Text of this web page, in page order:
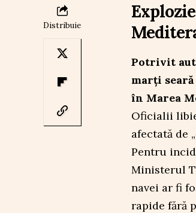
Distribuie
Potrivit
marți
în Marea
Oficialii
afectată de
Pentru
Ministerul
navei ar fi
rapide fără